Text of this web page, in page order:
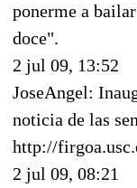
ponerme a
doce".
2 jul 09, 13:52
JoseAngel:
noticia de las
http://
2 jul 09, 08:21